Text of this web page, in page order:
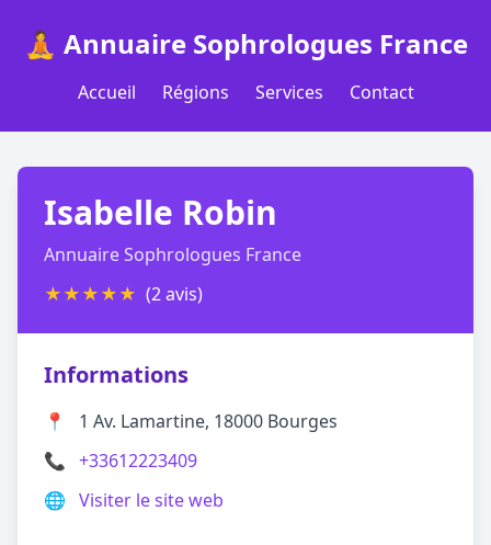
🧘 Annuaire Sophrologues France
Accueil Régions Services Contact
Isabelle Robin
Annuaire Sophrologues France
★★★★★ (2 avis)
Informations
📍
1 Av. Lamartine, 18000 Bourges
📞 +33612223409
🌐 Visiter le site web